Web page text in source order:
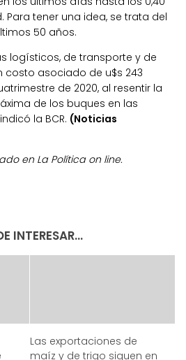
tener una idea, se trata del
50 años.
logísticos, de transporte y de
costo asociado de u$s 243
de 2020, al resentir la
de los buques en las
la BCR. (Noticias
en La Política on line.
INTERESAR...
Las exportaciones de
maíz y de trigo siguen en